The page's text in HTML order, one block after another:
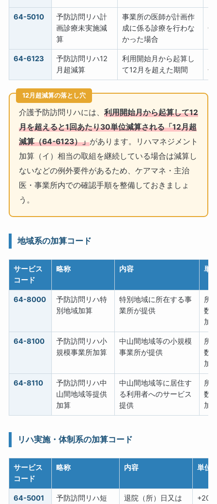
64-5010
予防訪問リハ計
画診療未実施減
算
事業所の医師が計画作
成に係る診療を行わな
かった場合
位
64-6123
予防訪問リハ12
月超減算
利用開始月から起算し
て12月を超えた期間
位
12月超減算の落とし穴
介護予防訪問リハには、 利用開始月から起算して12
月を超えると1回あたり30単位減算される「12月超
減算（64-6123）」があります。リハマネジメント
加算（イ）相当の取組を継続している場合は減算し
ないなどの例外要件があるため、ケアマネ・主治
医・事業所内での確認手順を整備しておきましょ
う。
地域系の加算コード
サービス
コード
略称 内容 単
64-8000
予防訪問リハ特
別地域加算
特別地域に所在する事
業所が提供
所
数
加
64-8100
予防訪問リハ小
規模事業所加算
中山間地域等の小規模
事業所が提供
所
数
加
64-8110
予防訪問リハ中
山間地域等提供
加算
中山間地域等に居住す
る利用者へのサービス
提供
所
数
加
リハ実施・体制系の加算コード
サービス
コード
略称 内容 単位
64-5001
予防訪問リハ短
退院（所）日又は
+200